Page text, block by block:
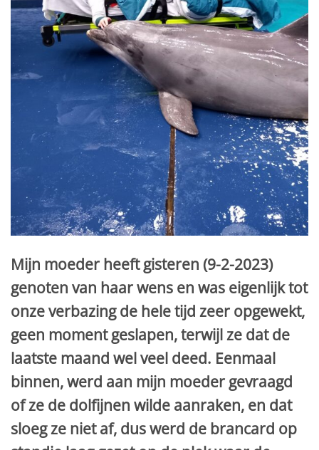
Mijn moeder heeft gisteren (9-2-2023)
genoten van haar wens en was eigenlijk tot
onze verbazing de hele tijd zeer opgewekt,
geen moment geslapen, terwijl ze dat de
laatste maand wel veel deed. Eenmaal
binnen, werd aan mijn moeder gevraagd
of ze de dolfijnen wilde aanraken, en dat
sloeg ze niet af, dus werd de brancard op